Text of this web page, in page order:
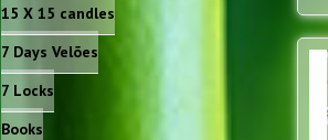
15 X 15 candles
7 Days Velões
7 Locks
Books